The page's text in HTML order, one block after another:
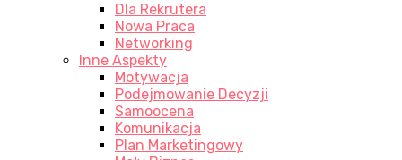
Dla Rekrutera
Nowa Praca
Networking
Inne Aspekty
Motywacja
Podejmowanie Decyzji
Samoocena
Komunikacja
Plan Marketingowy